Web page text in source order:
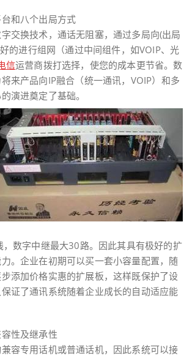
和八个出局方式
交换技术，通话无阻塞，通过多局向(出局
的进行组网（通过中间组件，如VOIP、光
信运营商拨打选择，使您的成本更节省。数
来产品向IP融合（统一通讯，VOIP）和多
演进奠定了基础。
数字中继最大30路。因此其具有极好的扩
。企业在初期可以买一套小容量配置，随
添加价格实惠的扩展板，这样既保护了设
证了通讯系统随着企业成长的自动适应能
性及继承性
容专用话机或普通话机，因此系统可以接